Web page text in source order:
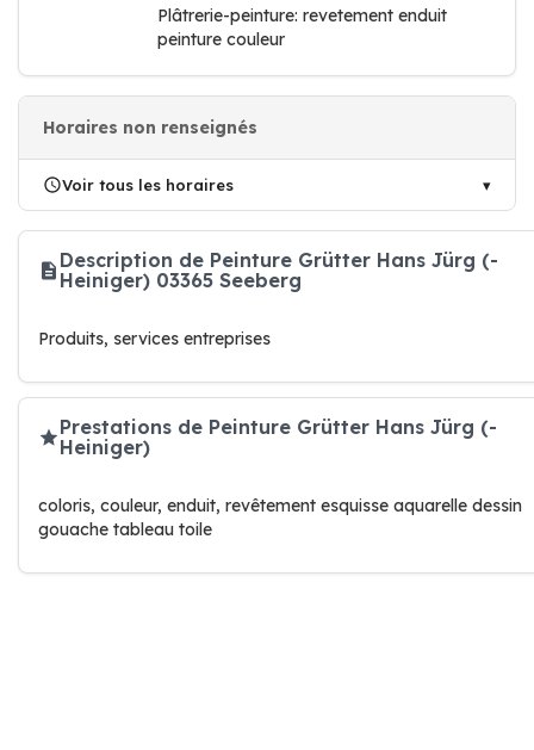
Plâtrerie-peinture: revetement enduit
peinture couleur
Horaires non renseignés
Voir tous les horaires
Description de Peinture Grütter Hans Jürg (-
Heiniger) 03365 Seeberg
Produits, services entreprises
Prestations de Peinture Grütter Hans Jürg (-
Heiniger)
coloris, couleur, enduit, revêtement esquisse aquarelle dessin
gouache tableau toile